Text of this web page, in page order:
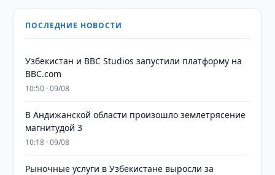
ПОСЛЕДНИЕ НОВОСТИ
Узбекистан и BBC Studios запустили платформу на
BBC.com
10:50 · 09/08
В Андижанской области произошло землетрясение
магнитудой 3
10:18 · 09/08
Рыночные услуги в Узбекистане выросли за